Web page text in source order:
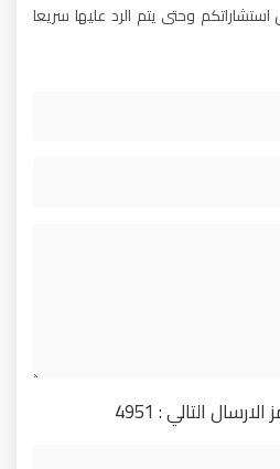
وحتى يتم الرد عليها سريعا
التالي : 4951